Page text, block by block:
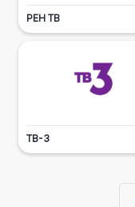
РЕН ТВ
ТВ-3